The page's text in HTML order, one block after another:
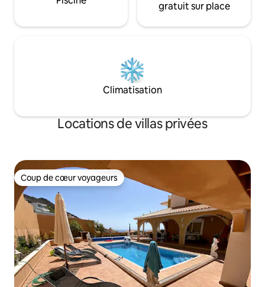
gratuit sur place
Climatisation
Locations de villas privées
Coup de cœur voyageurs
Coup de cœur voyageurs